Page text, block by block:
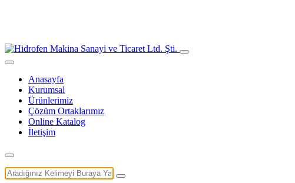
Anasayfa
Kurumsal
Ürünlerimiz
Çözüm Ortaklarımız
Online Katalog
İletişim